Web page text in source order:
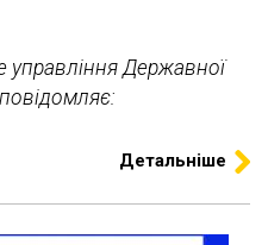
управління Державної
Детальніше